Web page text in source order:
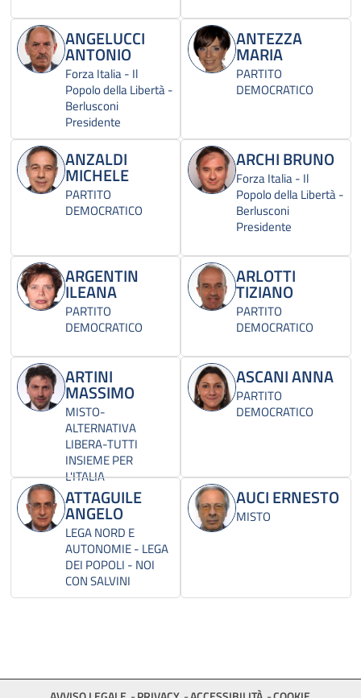
ANGELUCCI
ANTONIO
Forza Italia - Il
Popolo della Libertà -
Berlusconi
Presidente
ANTEZZA
MARIA
PARTITO
DEMOCRATICO
ANZALDI
MICHELE
PARTITO
DEMOCRATICO
ARCHI BRUNO
Forza Italia - Il
Popolo della Libertà -
Berlusconi
Presidente
ARGENTIN
ILEANA
PARTITO
DEMOCRATICO
ARLOTTI
TIZIANO
PARTITO
DEMOCRATICO
ARTINI
MASSIMO
MISTO-
ALTERNATIVA
LIBERA-TUTTI
INSIEME PER
L'ITALIA
ASCANI ANNA
PARTITO
DEMOCRATICO
ATTAGUILE
ANGELO
LEGA NORD E
AUTONOMIE - LEGA
DEI POPOLI - NOI
CON SALVINI
AUCI ERNESTO
MISTO